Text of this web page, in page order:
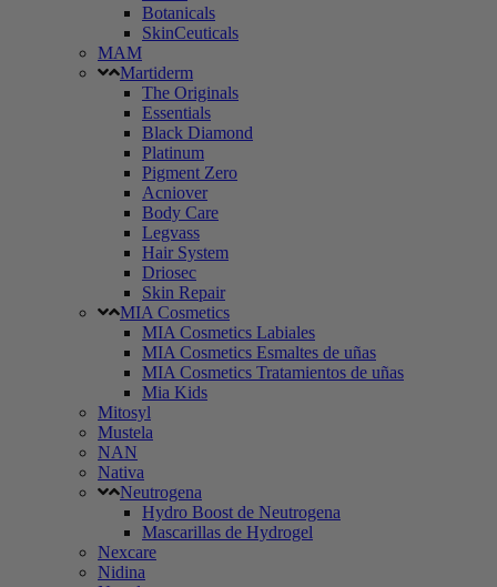
Botanicals
SkinCeuticals
MAM
Martiderm
The Originals
Essentials
Black Diamond
Platinum
Pigment Zero
Acniover
Body Care
Legvass
Hair System
Driosec
Skin Repair
MIA Cosmetics
MIA Cosmetics Labiales
MIA Cosmetics Esmaltes de uñas
MIA Cosmetics Tratamientos de uñas
Mia Kids
Mitosyl
Mustela
NAN
Nativa
Neutrogena
Hydro Boost de Neutrogena
Mascarillas de Hydrogel
Nexcare
Nidina